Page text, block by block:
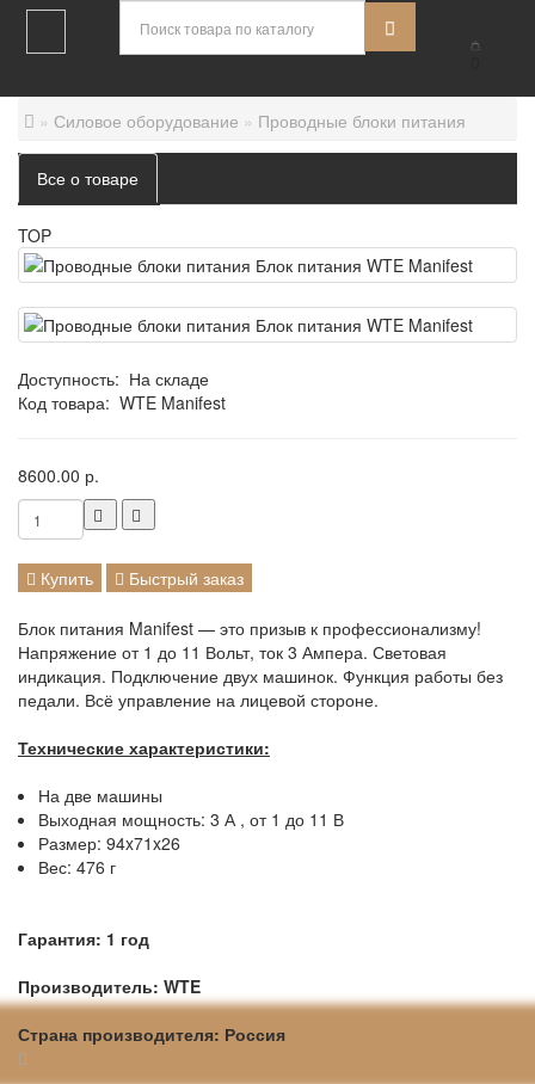
Силовое оборудование Проводные блоки питания
Все о товаре
TOP
Доступность: На складе
Код товара: WTE Manifest
8600.00 р.
Купить Быстрый заказ
Блок питания Manifest — это призыв к профессионализму!
Напряжение от 1 до 11 Вольт, ток 3 Ампера. Световая
индикация. Подключение двух машинок. Функция работы без
педали. Всё управление на лицевой стороне.
Технические характеристики:
На две машины
Выходная мощность: 3 А , от 1 до 11 В
Размер: 94x71x26
Вес: 476 г
Гарантия: 1 год
Производитель: WTE
Страна производителя: Россия